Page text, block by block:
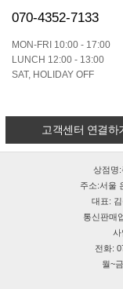
070-4352-7133
MON-FRI 10:00 - 17:00
LUNCH 12:00 - 13:00
SAT, HOLIDAY OFF
고객센터 연결하
상점명
주소:서울
대표:
통신판매
전화:
월~